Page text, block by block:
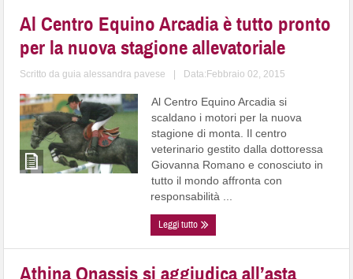
Al Centro Equino Arcadia è tutto pronto
per la nuova stagione allevatoriale
Scritto daguia alessandra pavese Data:Febbraio 02, 2015
Al Centro Equino Arcadia si
scaldano i motori per la nuova
stagione di monta. Il centro
veterinario gestito dalla dottoressa
Giovanna Romano e conosciuto in
tutto il mondo affronta con
responsabilità ...
Leggi tutto
Athina Onassis si aggiudica all’asta